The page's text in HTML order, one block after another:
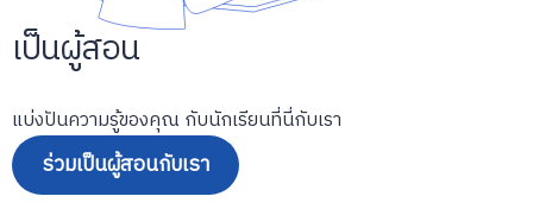
เป็นผู้สอน
แบ่งปันความรู้ของคุณ กับนักเรียนที่นี่กับเรา
ร่วมเป็นผู้สอนกับเรา